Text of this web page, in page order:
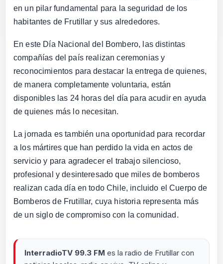
en un pilar fundamental para la seguridad de los
habitantes de Frutillar y sus alrededores.
En este Día Nacional del Bombero, las distintas
compañías del país realizan ceremonias y
reconocimientos para destacar la entrega de quienes,
de manera completamente voluntaria, están
disponibles las 24 horas del día para acudir en ayuda
de quienes más lo necesitan.
La jornada es también una oportunidad para recordar
a los mártires que han perdido la vida en actos de
servicio y para agradecer el trabajo silencioso,
profesional y desinteresado que miles de bomberos
realizan cada día en todo Chile, incluido el Cuerpo de
Bomberos de Frutillar, cuya historia representa más
de un siglo de compromiso con la comunidad.
InterradioTV 99.3 FM es la radio de Frutillar con